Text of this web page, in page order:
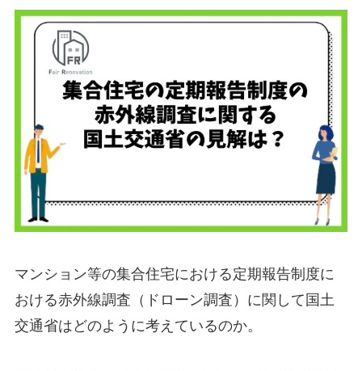
マンション等の集合住宅における定期報告制度に
おける赤外線調査（ドローン調査）に関して国土
交通省はどのように考えているのか。